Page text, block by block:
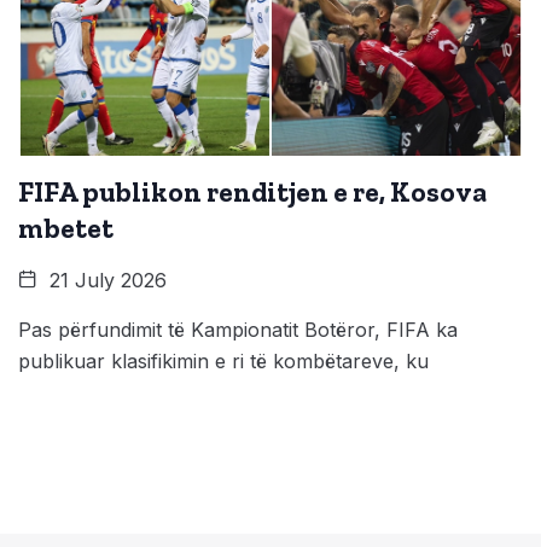
FIFA publikon renditjen e re, Kosova
mbetet
21 July 2026
Pas përfundimit të Kampionatit Botëror, FIFA ka
publikuar klasifikimin e ri të kombëtareve, ku